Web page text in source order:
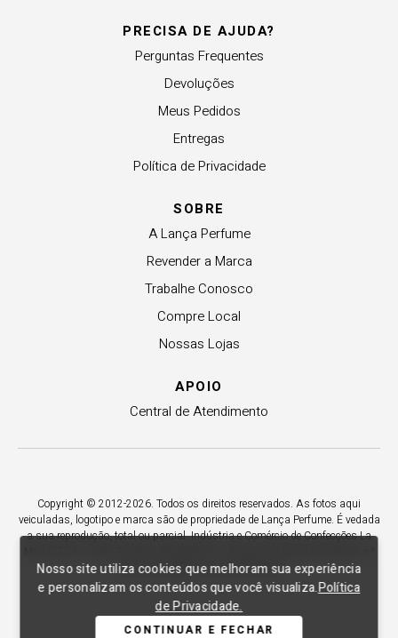
Nosso site utiliza cookies que melhoram sua experiência
e personalizam os conteúdos que você visualiza.Política
de Privacidade.
CONTINUAR E FECHAR
PRECISA DE AJUDA?
Perguntas Frequentes
Devoluções
Meus Pedidos
Entregas
Política de Privacidade
SOBRE
A Lança Perfume
Revender a Marca
Trabalhe Conosco
Compre Local
Nossas Lojas
APOIO
Central de Atendimento
Copyright © 2012-2026. Todos os direitos reservados. As fotos aqui
veiculadas, logotipo e marca são de propriedade de Lança Perfume. É vedada
a sua reprodução, total ou parcial. Indústria e Comércio de Confecções La
1925 - Vila Macarini - Criciúma/SC.